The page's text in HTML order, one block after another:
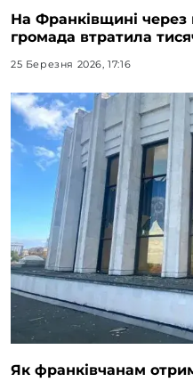
На Франківщині через
громада втратила
25 Березня 2026, 17:16
Як франківчанам